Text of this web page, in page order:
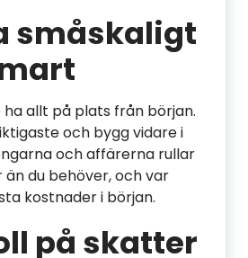
småskaligt
allt på plats från början.
och bygg vidare i
och affärerna rullar
än du behöver, och var
kostnader i början.
på skatter